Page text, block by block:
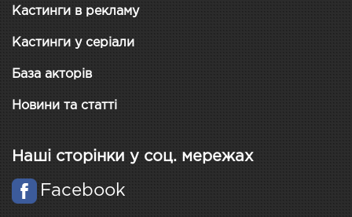
Кастинги в рекламу
Кастинги у серіали
База акторів
Новини та статті
Наші сторінки у соц. мережах
Facebook